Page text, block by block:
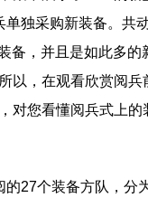
独采购新装备。共
备，并且是如此多的
以，在观看欣赏阅兵
您看懂阅兵式上的
的27个装备方队，分